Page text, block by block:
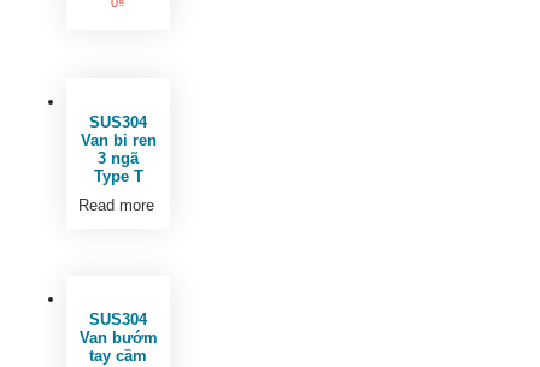
SUS304
Van bi ren
3 ngã
Type T
Read more
SUS304
Van bướm
tay cầm